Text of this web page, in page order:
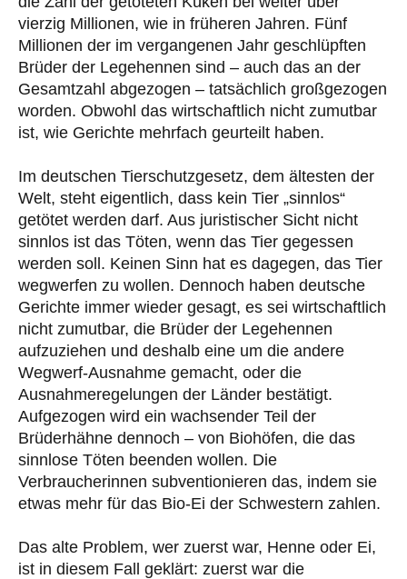
vierzig Millionen, wie in früheren Jahren. Fünf
Millionen der im vergangenen Jahr geschlüpften
Brüder der Legehennen sind – auch das an der
Gesamtzahl abgezogen – tatsächlich großgezogen
worden. Obwohl das wirtschaftlich nicht zumutbar
ist, wie Gerichte mehrfach geurteilt haben.
Im deutschen Tierschutzgesetz, dem ältesten der
Welt, steht eigentlich, dass kein Tier „sinnlos“
getötet werden darf. Aus juristischer Sicht nicht
sinnlos ist das Töten, wenn das Tier gegessen
werden soll. Keinen Sinn hat es dagegen, das Tier
wegwerfen zu wollen. Dennoch haben deutsche
Gerichte immer wieder gesagt, es sei wirtschaftlich
nicht zumutbar, die Brüder der Legehennen
aufzuziehen und deshalb eine um die andere
Wegwerf-Ausnahme gemacht, oder die
Ausnahmeregelungen der Länder bestätigt.
Aufgezogen wird ein wachsender Teil der
Brüderhähne dennoch – von Biohöfen, die das
sinnlose Töten beenden wollen. Die
Verbraucherinnen subventionieren das, indem sie
etwas mehr für das Bio-Ei der Schwestern zahlen.
Das alte Problem, wer zuerst war, Henne oder Ei,
ist in diesem Fall geklärt: zuerst war die